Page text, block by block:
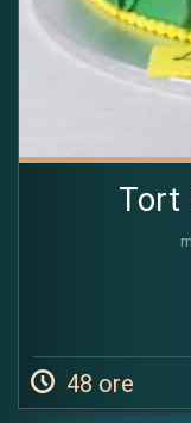
Tort
48 ore